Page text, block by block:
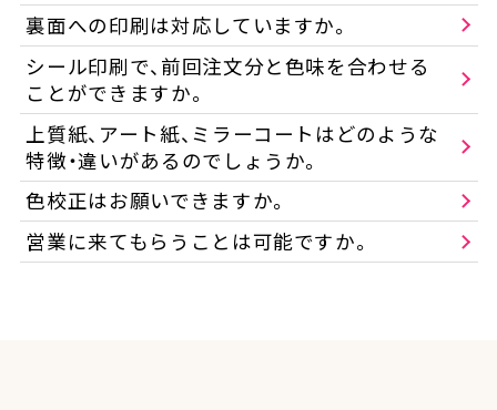
裏面への印刷は対応していますか。
シール印刷で、前回注文分と色味を合わせる
ことができますか。
上質紙、アート紙、ミラーコートはどのような
特徴・違いがあるのでしょうか。
色校正はお願いできますか。
営業に来てもらうことは可能ですか。